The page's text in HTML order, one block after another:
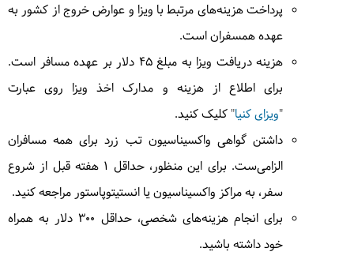
چهارشنبه July 9, 2025 | 1404/04/18
وقت آزاد برای گشت و تفریحات دریایی در مومباسا
خواهید داشت.
= مومباسا
پنج‌شنبه 1404/04/19
امروز تا ظهر وقت آزاد برای گشت اختیاری نیمروز برای
بازدید از بافت قدیم مومباسا و قلعه مسیح و بازاچه صنایع
پرداخت هزینه‌های مرتبط با ویزا و عوارض خروج از کشور به
عهده همسفران است.
هزینه دریافت ویزا به مبلغ 45 دلار بر عهده مسافر است.
برای اطلاع از هزینه و مدارک اخذ ویزا روی عبارت
"ویزای کنیا" کلیک کنید.
داشتن گواهی واکسیناسیون تب زرد برای همه مسافران
الزامی‌ست. برای این منظور، حداقل ۱ هفته قبل از شروع
سفر، به مراکز واکسیناسیون یا انستیتوپاستور مراجعه کنید.
برای انجام هزینه‌های شخصی، حداقل 300 دلار به همراه
خود داشته باشید.